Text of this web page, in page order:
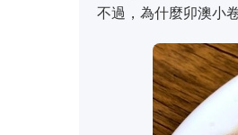
不過，為什麼卯澳小